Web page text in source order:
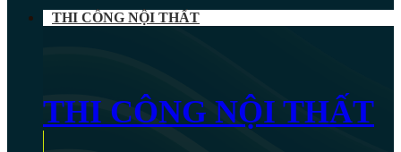
THI CÔNG NỘI THẤT
THI CÔNG NỘI THẤT